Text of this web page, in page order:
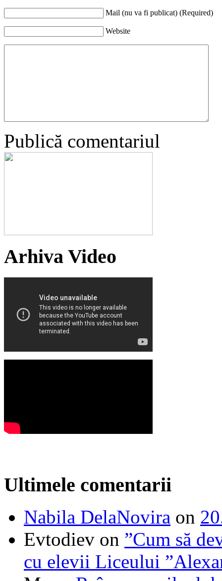
Mail (nu va fi publicat) (Required)
Website
Publică comentariul
Arhiva Video
Ultimele comentarii
Nabila DelaNovira on
Evtodiev on ”Cum să
cu elevii Liceului